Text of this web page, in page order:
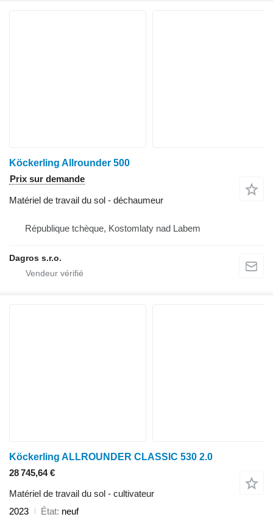
Köckerling Allrounder 500
Prix sur demande
Matériel de travail du sol - déchaumeur
République tchèque, Kostomlaty nad Labem
Dagros s.r.o.
Köckerling ALLROUNDER CLASSIC 530 2.0
28 745,64 €
Matériel de travail du sol - cultivateur
2023
État neuf